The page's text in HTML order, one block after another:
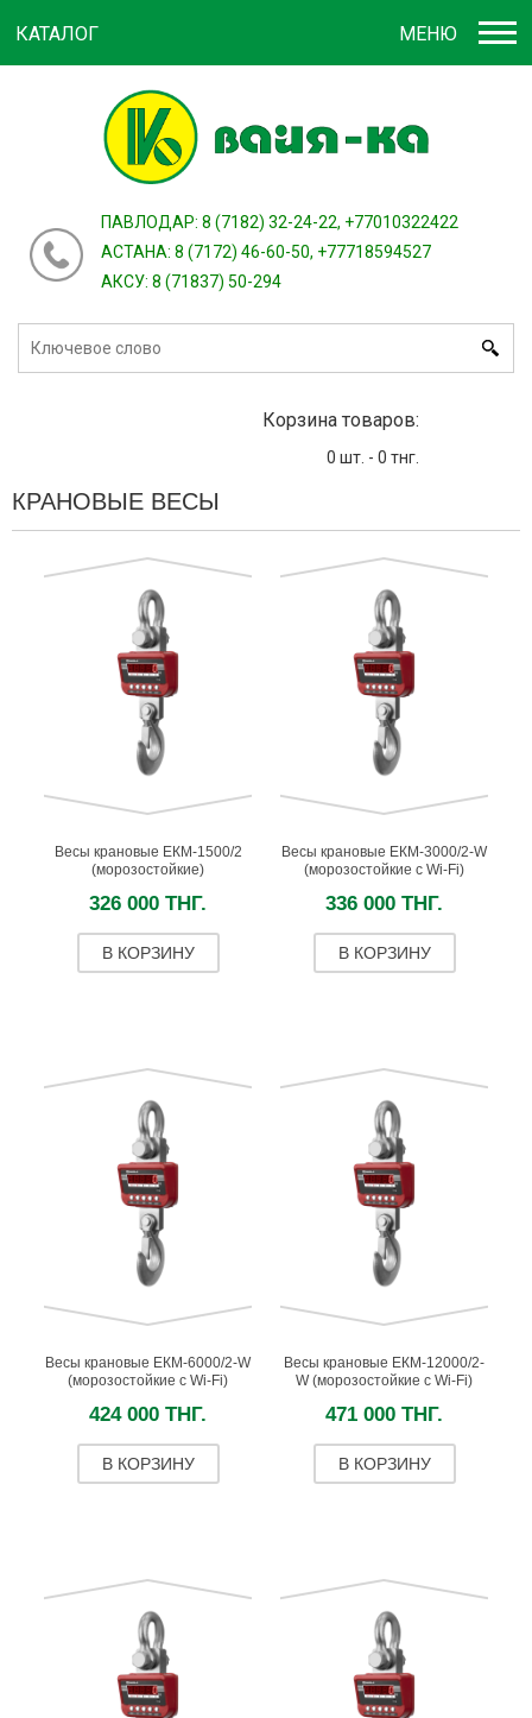
зарегистрироваться
ПАВЛОДАР: 8 (7182) 32-24-22, +77010322422
АСТАНА: 8 (7172) 46-60-50, +77718594527
АКСУ: 8 (71837) 50-294
Корзина товаров:
0 шт. - 0 тнг.
МЕНЮ
КАТАЛОГ
КРАНОВЫЕ ВЕСЫ
Весы крановые ЕКМ-1500/2
(морозостойкие)
326 000 ТНГ.
В КОРЗИНУ
Весы крановые ЕКМ-3000/2-W
(морозостойкие с Wi-Fi)
336 000 ТНГ.
В КОРЗИНУ
Весы крановые ЕКМ-6000/2-W
(морозостойкие c Wi-Fi)
424 000 ТНГ.
В КОРЗИНУ
Весы крановые ЕКМ-12000/2-
W (морозостойкие c Wi-Fi)
471 000 ТНГ.
В КОРЗИНУ